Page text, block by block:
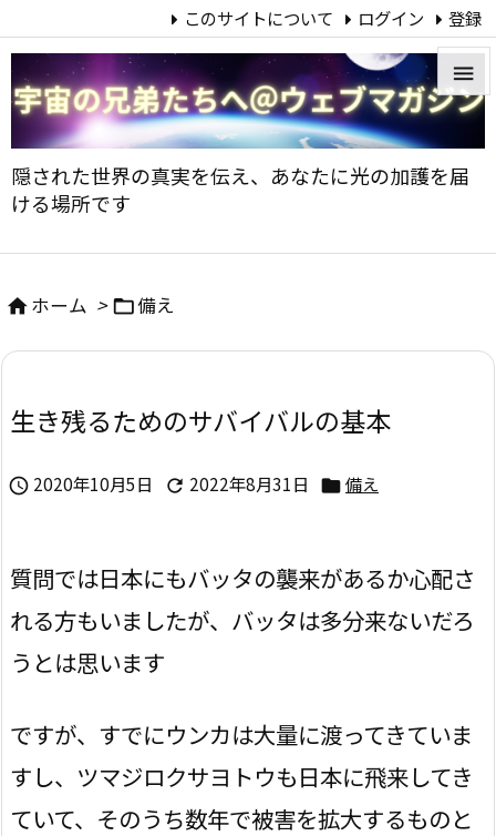
隠された世界の真実を伝え、あなたに光の加護を届
ける場所です


メニ


次へ
このサイトについて ログイン 登録
ホーム > 備え
生き残るためのサバイバルの基本
 2020年10月5日  2022年8月31日  備え
質問では日本にもバッタの襲来があるか心配さ
れる方もいましたが、バッタは多分来ないだろ
うとは思います
ですが、すでにウンカは大量に渡ってきていま
すし、ツマジロクサヨトウも日本に飛来してき
ていて、そのうち数年で被害を拡大するものと